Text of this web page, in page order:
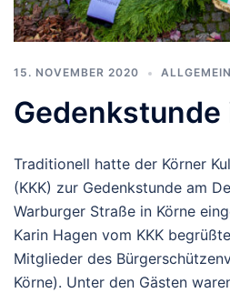
15. NOVEMBER 2020 ALLGEMEIN
Gedenkstunde
Traditionell hatte der Körner
(KKK) zur Gedenkstunde am
Warburger Straße in Körne
Karin Hagen vom KKK
Mitglieder des
Körne). Unter den Gästen